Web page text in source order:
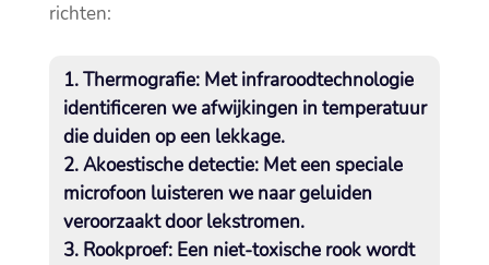
richten:
Thermografie:Met infraroodtechnologie
identificeren we afwijkingen in temperatuur
die duiden op een lekkage.​
Akoestische detectie:Met een speciale
microfoon luisteren we naar geluiden
veroorzaakt door lekstromen.​
Rookproef:Een niet-toxische rook wordt